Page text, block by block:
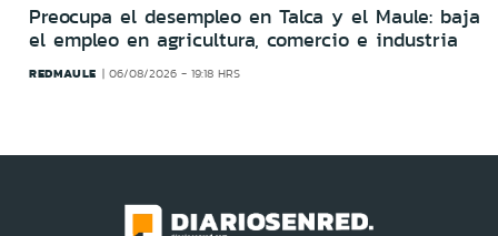
Preocupa el desempleo en Talca y el Maule: baja
el empleo en agricultura, comercio e industria
REDMAULE 06/08/2026 - 19:18 HRS